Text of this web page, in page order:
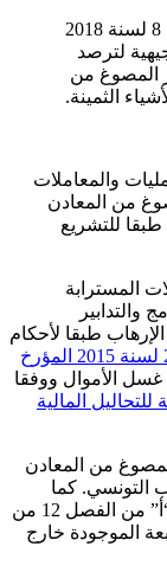
وعلى قرار اللجنة التونسية للتحاليل المالية عدد 8 لسنة 2018
التوجيهية لترصد
المصوغ من
الثمينة.
والمعاملات
من المعادن
للتشريع
المسترابة
والتدابير
طبقا لأحكام
القانون الأساسي عدد 26 لسنة 2015 المؤرخ
غسل الأموال ووفقا
للتحاليل المالية
من المعادن
التونسي. كما
تسري ذات الأحكام باستثناء ما ورد في الفقرة “أ” من الفصل 12 من
الموجودة خارج